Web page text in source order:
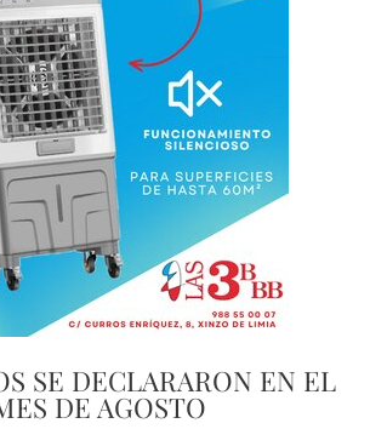
SE DECLARARON EN EL
DE AGOSTO